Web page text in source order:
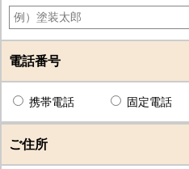
電話番号
携帯電話 固定電話
ご住所